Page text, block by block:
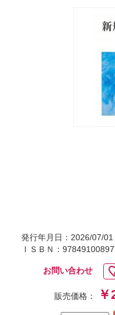
発行年月日：2026/07/01
ＩＳＢＮ：
お問い合わせ
販売価格：